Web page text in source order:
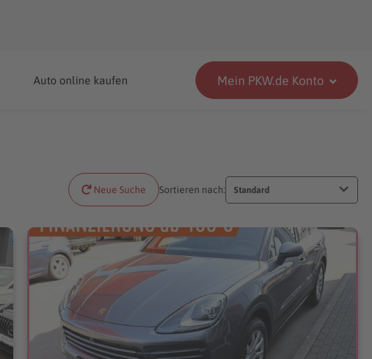
Auto online kaufen Mein PKW.de Konto
Neue Suche Sortieren nach: Standard